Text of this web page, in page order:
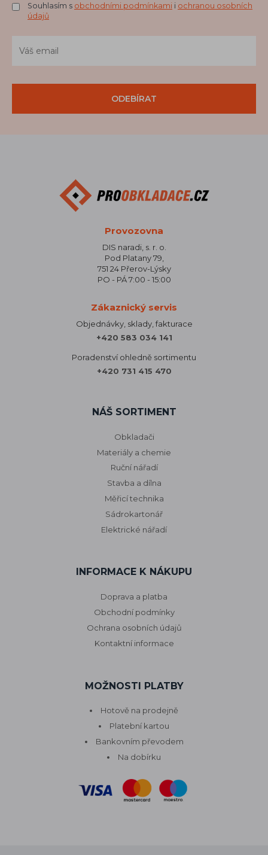
Souhlasím s obchodními podmínkami i ochranou osobních
údajů
ODEBÍRAT
Provozovna
DIS naradi, s. r. o.
Pod Platany 79,
751 24 Přerov-Lýsky
PO - PÁ 7:00 - 15:00
Zákaznický servis
Objednávky, sklady, fakturace
+420 583 034 141
Poradenství ohledně sortimentu
+420 731 415 470
NÁŠ SORTIMENT
Obkladači
Materiály a chemie
Ruční nářadí
Stavba a dílna
Měřicí technika
Sádrokartonář
Elektrické nářadí
INFORMACE K NÁKUPU
Doprava a platba
Obchodní podmínky
Ochrana osobních údajů
Kontaktní informace
MOŽNOSTI PLATBY
Hotově na prodejně
Platební kartou
Bankovním převodem
Na dobírku